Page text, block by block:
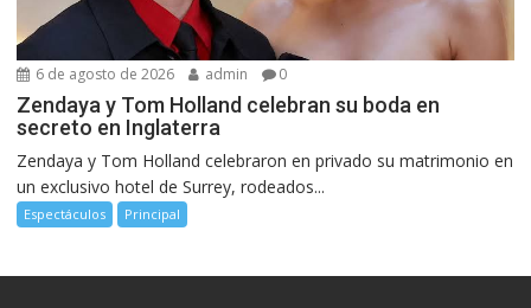
6 de agosto de 2026 admin 0
Zendaya y Tom Holland celebran su boda en
secreto en Inglaterra
Zendaya y Tom Holland celebraron en privado su matrimonio en
un exclusivo hotel de Surrey, rodeados...
Espectáculos Principal